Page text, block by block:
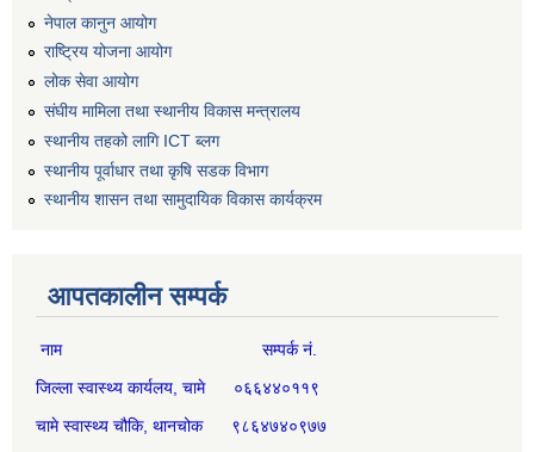
नेपाल कानुन आयोग
राष्ट्रिय योजना आयोग
लोक सेवा आयोग
संघीय मामिला तथा स्थानीय विकास मन्त्रालय
स्थानीय तहको लागि ICT ब्लग
स्थानीय पूर्वाधार तथा कृषि सडक विभाग
स्थानीय शासन तथा सामुदायिक विकास कार्यक्रम
आपतकालीन सम्पर्क
नाम सम्पर्क नं.
जिल्ला स्वास्थ्य कार्यलय, चामे ०६६४४०११९
चामे स्वास्थ्य चौकि, थानचोक ९८६४७४०९७७